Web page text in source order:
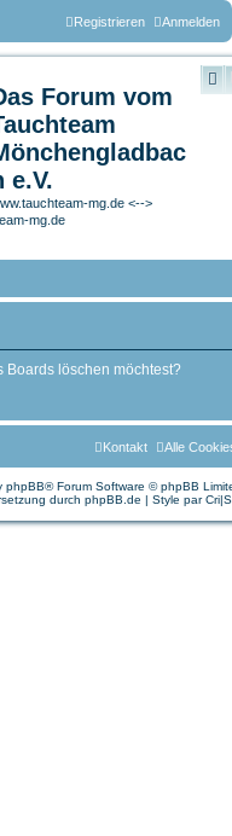
Anmelden
Registrieren
Forum vom
e.V.
mg.de <-->
mg.de
Boards löschen möchtest?
Alle
Kontakt
phpBB® Forum Software © phpBB
durch phpBB.de | Style par